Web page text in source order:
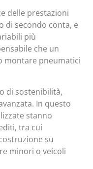
delle prestazioni
di secondo conta, e
più
che un
montare pneumatici
di sostenibilità,
In questo
stanno
tra cui
su
minori o veicoli